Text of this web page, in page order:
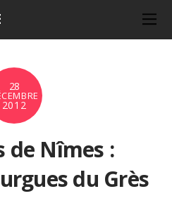
28
2012
de Nîmes :
du Grès